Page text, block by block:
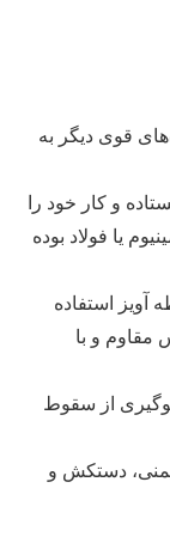
قوی دیگر به
و کار خود را
یا فولاد بوده
آویز استفاده
مقاوم و با
از سقوط
دستکش و